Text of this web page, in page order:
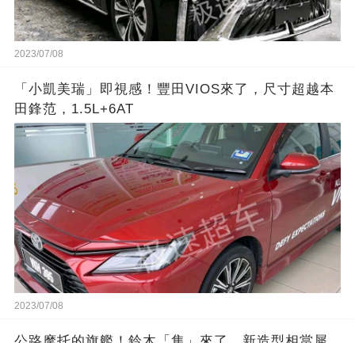
2023/07/08
「小凱美瑞」即視感！豐田VIOS來了，尺寸超越本
田鋒范，1.5L+6AT
2023/07/08